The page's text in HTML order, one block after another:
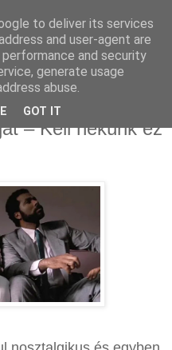
fel végre az
– Kell nekünk ez
to deliver its services
and user-agent are
and security
generate usage
abuse.
GOT IT